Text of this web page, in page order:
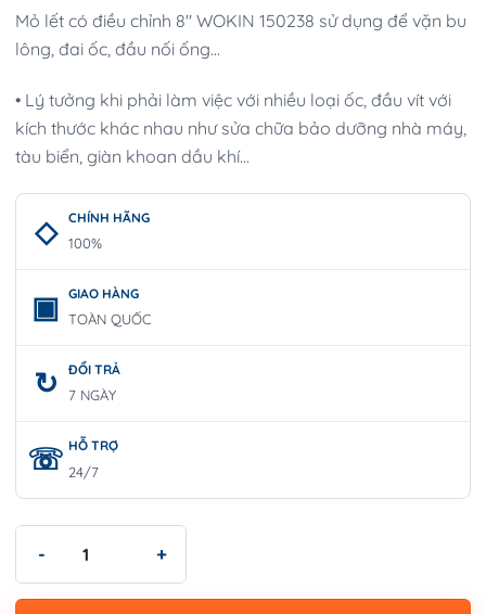
Mỏ lết có điều chỉnh 8″ WOKIN 150238 sử dụng để vặn bu
lông, đai ốc, đầu nối ống…
• Lý tưởng khi phải làm việc với nhiều loại ốc, đầu vít với
kích thước khác nhau như sửa chữa bảo dưỡng nhà máy,
tàu biển, giàn khoan dầu khí…
CHÍNH HÃNG
100%
GIAO HÀNG
TOÀN QUỐC
ĐỔI TRẢ
7 NGÀY
HỖ TRỢ
24/7